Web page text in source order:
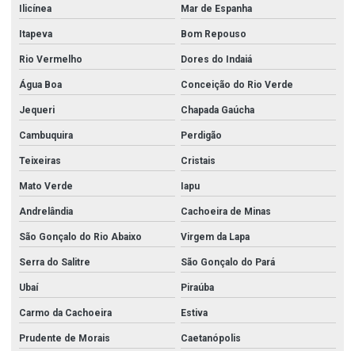
Ilicínea Mar de Espanha
Itapeva Bom Repouso
Rio Vermelho Dores do Indaiá
Água Boa Conceição do Rio Verde
Jequeri Chapada Gaúcha
Cambuquira Perdigão
Teixeiras Cristais
Mato Verde Iapu
Andrelândia Cachoeira de Minas
São Gonçalo do Rio Abaixo Virgem da Lapa
Serra do Salitre São Gonçalo do Pará
Ubaí Piraúba
Carmo da Cachoeira Estiva
Prudente de Morais Caetanópolis